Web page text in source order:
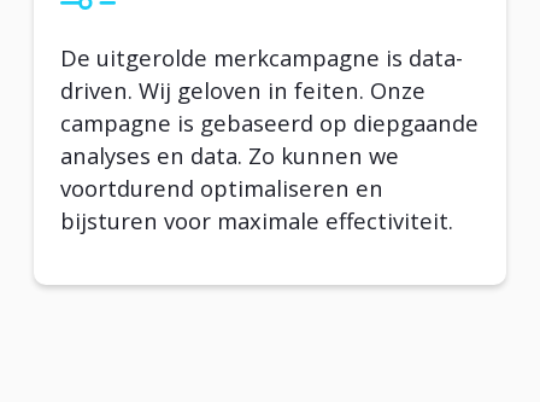
De uitgerolde merkcampagne is data-
driven. Wij geloven in feiten. Onze
campagne is gebaseerd op diepgaande
analyses en data. Zo kunnen we
voortdurend optimaliseren en
bijsturen voor maximale effectiviteit.